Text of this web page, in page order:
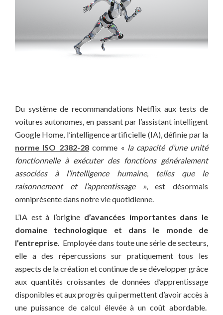
Du système de recommandations Netflix aux tests de
voitures autonomes, en passant par l’assistant intelligent
Google Home, l’intelligence artificielle (IA), définie par la
norme ISO 2382-28comme « la capacité d’une unité
fonctionnelle à exécuter des fonctions généralement
associées à l’intelligence humaine, telles que le
raisonnement et l’apprentissage », est désormais
omniprésente dans notre vie quotidienne.
L’IA est à l’origine d’avancées importantes dans le
domaine technologique et dans le monde de
l’entreprise. Employée dans toute une série de secteurs,
elle a des répercussions sur pratiquement tous les
aspects de la création et continue de se développer grâce
aux quantités croissantes de données d’apprentissage
disponibles et aux progrès qui permettent d’avoir accès à
une puissance de calcul élevée à un coût abordable.